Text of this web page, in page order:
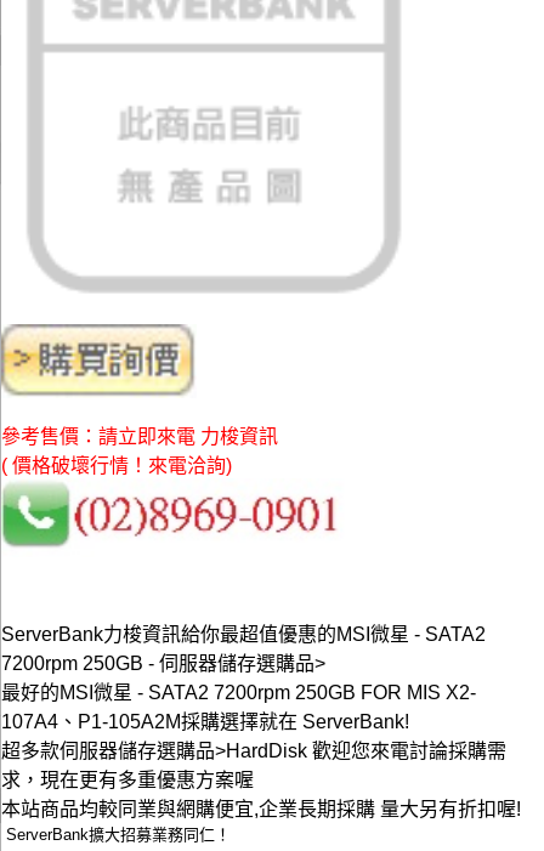
參考售價：請立即來電 力梭資訊
( 價格破壞行情！來電洽詢)
ServerBank力梭資訊給你最超值優惠的MSI微星 - SATA2
7200rpm 250GB - 伺服器儲存選購品>
最好的MSI微星 - SATA2 7200rpm 250GB FOR MIS X2-
107A4、P1-105A2M採購選擇就在 ServerBank!
超多款伺服器儲存選購品>HardDisk 歡迎您來電討論採購需
求，現在更有多重優惠方案喔
本站商品均較同業與網購便宜,企業長期採購 量大另有折扣喔!
ServerBank擴大招募業務同仁！